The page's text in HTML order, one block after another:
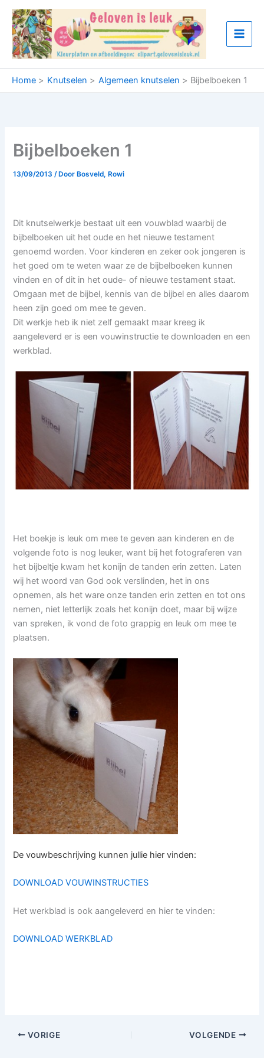
naar
inhoud
Home Knutselen Algemeen knutselen Bijbelboeken 1
Bijbelboeken 1
13/09/2013/ Door Bosveld, Rowi
Dit knutselwerkje bestaat uit een vouwblad waarbij de
bijbelboeken uit het oude en het nieuwe testament
genoemd worden. Voor kinderen en zeker ook jongeren is
het goed om te weten waar ze de bijbelboeken kunnen
vinden en of dit in het oude- of nieuwe testament staat.
Omgaan met de bijbel, kennis van de bijbel en alles daarom
heen zijn goed om mee te geven.
Dit werkje heb ik niet zelf gemaakt maar kreeg ik
aangeleverd er is een vouwinstructie te downloaden en een
werkblad.
Het boekje is leuk om mee te geven aan kinderen en de
volgende foto is nog leuker, want bij het fotograferen van
het bijbeltje kwam het konijn de tanden erin zetten. Laten
wij het woord van God ook verslinden, het in ons
opnemen, als het ware onze tanden erin zetten en tot ons
nemen, niet letterlijk zoals het konijn doet, maar bij wijze
van spreken, ik vond de foto grappig en leuk om mee te
plaatsen.
De vouwbeschrijving kunnen jullie hier vinden:
DOWNLOAD VOUWINSTRUCTIES
Het werkblad is ook aangeleverd en hier te vinden:
DOWNLOAD WERKBLAD
VORIGE VOLGENDE